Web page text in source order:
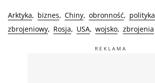
Arktyka biznes Chiny obronność polityka
zbrojeniowy
Rosja USA wojsko zbrojenia